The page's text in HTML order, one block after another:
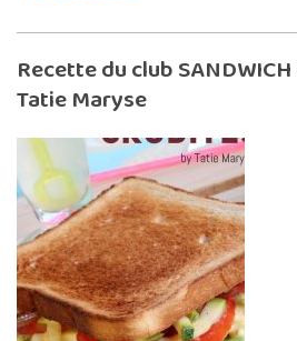
Recette du club
Tatie Maryse